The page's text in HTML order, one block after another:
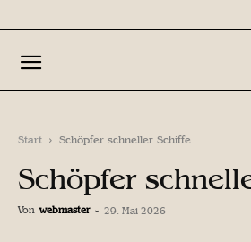
Start Schöpfer schneller Schiffe
Schöpfer
Von webmaster - 29. Mai 2026